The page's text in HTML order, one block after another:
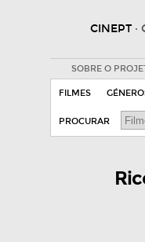
CINEPT ·
SOBRE O
FILMES
PROCURAR